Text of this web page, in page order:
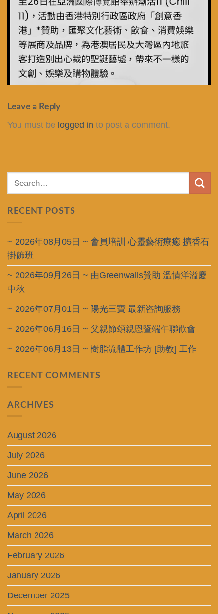
Leave a Reply
You must be logged in to post a comment.
RECENT POSTS
~ 2026年08月05日 ~ 會員培訓 心靈藝術療癒 擴香石
掛飾班
~ 2026年09月26日 ~ 由Greenwalls贊助 溫情洋溢慶
中秋
~ 2026年07月01日 ~ 陽光三寶 最新咨詢服務
~ 2026年06月16日 ~ 父親節頌親恩暨端午聯歡會
~ 2026年06月13日 ~ 樹脂流體工作坊 [助教] 工作
RECENT COMMENTS
ARCHIVES
August 2026
July 2026
June 2026
May 2026
April 2026
March 2026
February 2026
January 2026
December 2025